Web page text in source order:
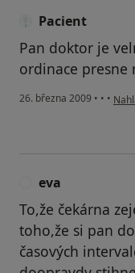
Pacient
Pan doktor je
ordinace presne
26. března 2009 • • •
eva
To,že čekárna
toho,že si pan
časových